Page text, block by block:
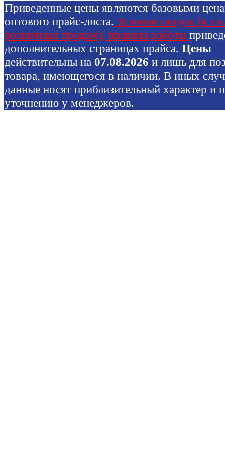
Приведенные цены являются базовыми
оптового прайс-листа. Условия скидок (в
розничных продаж), правила работы
дополнительных страницах прайса. Цены
действительны на 07.08.2026 и лишь для
товара, имеющегося в наличии. В иных
данные носят приблизительный характер и
уточнению у менеджеров.